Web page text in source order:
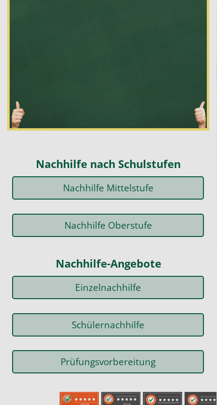
Nachhilfe nach Schulstufen
Nachhilfe Mittelstufe
Nachhilfe Oberstufe
Nachhilfe-Angebote
Einzelnachhilfe
Schülernachhilfe
Prüfungsvorbereitung